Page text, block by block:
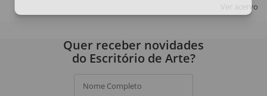
Ver acervo
Quer receber novidades
do Escritório de Arte?
Nome Completo